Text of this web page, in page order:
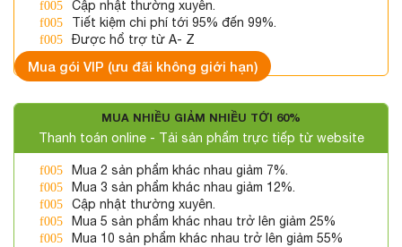
Cập nhật thường xuyên.
Tiết kiệm chi phí tới 95% đến 99%.
Được hổ trợ từ A- Z
Mua gói VIP (ưu đãi không giới hạn)
MUA NHIỀU GIẢM NHIỀU TỚI 60%
Thanh toán online - Tải sản phẩm trực tiếp từ website
Mua 2 sản phẩm khác nhau giảm 7%.
Mua 3 sản phẩm khác nhau giảm 12%.
Cập nhật thường xuyên.
Mua 5 sản phẩm khác nhau trở lên giảm 25%
Mua 10 sản phẩm khác nhau trở lên giảm 55%